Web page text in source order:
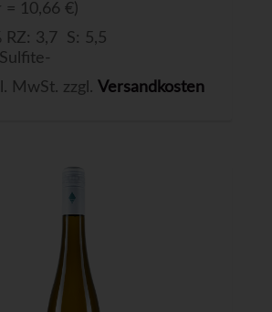
= 10,66 €)
RZ: 3,7 S: 5,5
MwSt. zzgl. Versandkosten